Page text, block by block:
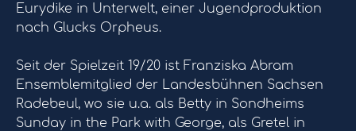
Eurydike in Unterwelt, einer Jugendproduktion
nach Glucks Orpheus.
Seit der Spielzeit 19/20 ist Franziska Abram
Ensemblemitglied der Landesbühnen Sachsen
Radebeul, wo sie u.a. als Betty in Sondheims
Sunday in the Park with George, als Gretel in